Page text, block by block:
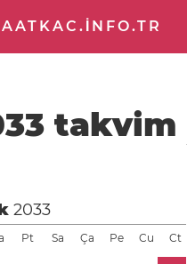
takvim
2033
Pt Sa Ça Pe Cu Ct